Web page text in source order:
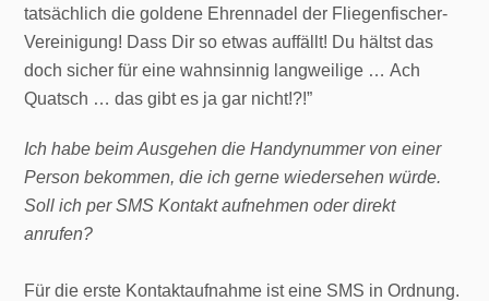
tatsächlich die goldene Ehrennadel der Fliegenfischer-
Vereinigung! Dass Dir so etwas auffällt! Du hältst das
doch sicher für eine wahnsinnig langweilige … Ach
Quatsch … das gibt es ja gar nicht!?!”
Ich habe beim Ausgehen die Handynummer von einer
Person bekommen, die ich gerne wiedersehen würde.
Soll ich per SMS Kontakt aufnehmen oder direkt
anrufen?
Für die erste Kontaktaufnahme ist eine SMS in Ordnung.